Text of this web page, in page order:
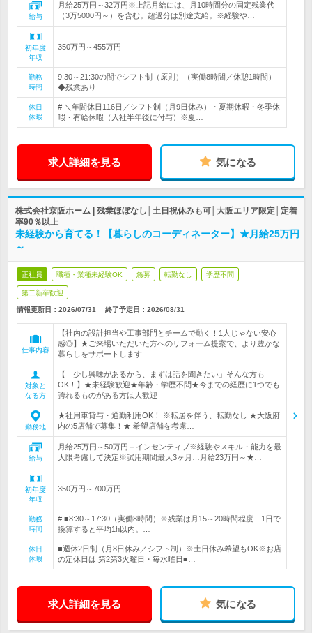
給与
月給25万円～32万円※上記月給には、月10時間分の固定残業代
（3万5000円～）を含む。超過分は別途支給。※経験や…
初年度
年収
350万円～455万円
勤務
時間
9:30～21:30の間でシフト制（原則）（実働8時間／休憩1時間）
◆残業あり
休日
休暇
# ＼年間休日116日／シフト制（月9日休み）・夏期休暇・冬季休
暇・有給休暇（入社半年後に付与）※夏…
求人詳細を見る 気になる
株式会社京阪ホーム | 残業ほぼなし│土日祝休みも可│大阪エリア限定│定着
率90％以上
未経験から育てる！【暮らしのコーディネーター】★月給25万円
～
正社員 職種・業種未経験OK 急募 転勤なし 学歴不問
第二新卒歓迎
情報更新日：2026/07/31 終了予定日： 2026/08/31
仕事内容
【社内の設計担当や工事部門とチームで動く！1人じゃない安心
感◎】★ご来場いただいた方へのリフォーム提案で、より豊かな
暮らしをサポートします
対象と
なる方
【「少し興味があるから、まずは話を聞きたい」そんな方も
OK！】★未経験歓迎★年齢・学歴不問★今までの経歴に1つでも
誇れるものがある方は大歓迎
勤務地
★社用車貸与・通勤利用OK！ ※転居を伴う、転勤なし ★大阪府
内の5店舗で募集！★ 希望店舗を考慮…
給与
月給25万円～50万円＋インセンティブ※経験やスキル・能力を最
大限考慮して決定※試用期間最大3ヶ月…月給23万円～★…
初年度
年収
350万円～700万円
勤務
時間
# ■8:30～17:30（実働8時間）※残業は月15～20時間程度 1日で
換算すると平均1h以内。…
休日
休暇
■週休2日制（月8日休み／シフト制）※土日休み希望もOK※お店
の定休日は:第2第3火曜日・毎水曜日■…
求人詳細を見る 気になる